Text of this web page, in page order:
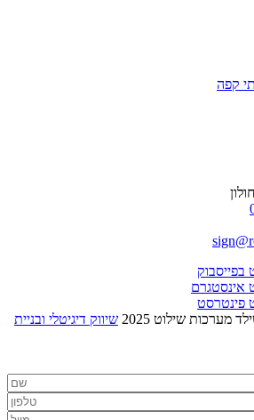
קפה
מערכות שילוט 2025
שיווק דיגיטלי ובניית